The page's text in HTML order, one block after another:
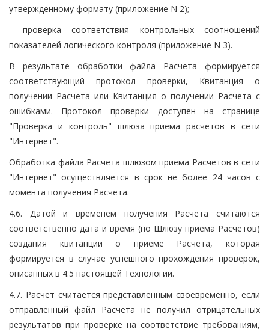
утвержденному формату (приложение N 2);
- проверка соответствия контрольных соотношений
показателей логического контроля (приложение N 3).
В результате обработки файла Расчета формируется
соответствующий протокол проверки, Квитанция о
получении Расчета или Квитанция о получении Расчета с
ошибками. Протокол проверки доступен на странице
"Проверка и контроль" шлюза приема расчетов в сети
"Интернет".
Обработка файла Расчета шлюзом приема Расчетов в сети
"Интернет" осуществляется в срок не более 24 часов с
момента получения Расчета.
4.6. Датой и временем получения Расчета считаются
соответственно дата и время (по Шлюзу приема Расчетов)
создания квитанции о приеме Расчета, которая
формируется в случае успешного прохождения проверок,
описанных в 4.5 настоящей Технологии.
4.7. Расчет считается представленным своевременно, если
отправленный файл Расчета не получил отрицательных
результатов при проверке на соответствие требованиям,